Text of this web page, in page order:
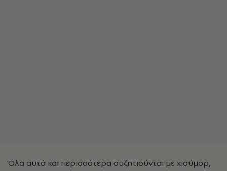
Όλα αυτά και περισσότερα συζητιούνται με χιούμορ,